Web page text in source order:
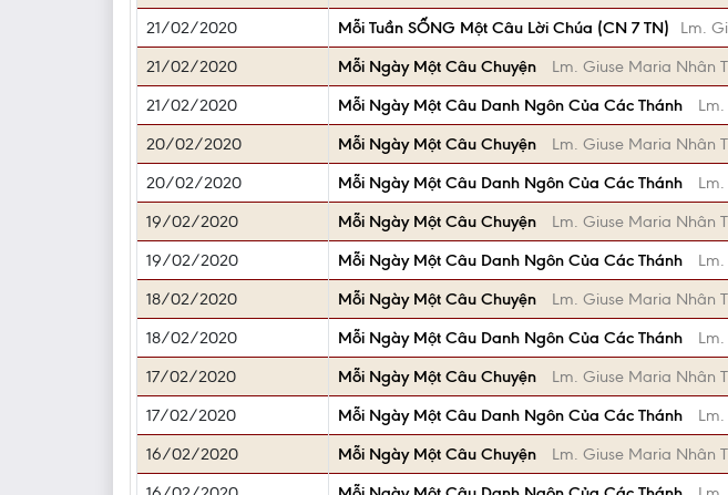
21/02/2020
Mỗi Tuần SỐNG Một Câu Lời Chúa (CN 7 TN)
Lm.
21/02/2020
Mỗi Ngày Một Câu Chuyện
Lm. Giuse Maria Nhân
21/02/2020
Mỗi Ngày Một Câu Danh Ngôn Của Các Thánh
20/02/2020
Mỗi Ngày Một Câu Chuyện
Lm. Giuse Maria Nhân
20/02/2020
Mỗi Ngày Một Câu Danh Ngôn Của Các Thánh
19/02/2020
Mỗi Ngày Một Câu Chuyện
Lm. Giuse Maria Nhân
19/02/2020
Mỗi Ngày Một Câu Danh Ngôn Của Các Thánh
18/02/2020
Mỗi Ngày Một Câu Chuyện
Lm. Giuse Maria Nhân
18/02/2020
Mỗi Ngày Một Câu Danh Ngôn Của Các Thánh
17/02/2020
Mỗi Ngày Một Câu Chuyện
Lm. Giuse Maria Nhân
17/02/2020
Mỗi Ngày Một Câu Danh Ngôn Của Các Thánh
16/02/2020
Mỗi Ngày Một Câu Chuyện
Lm. Giuse Maria Nhân